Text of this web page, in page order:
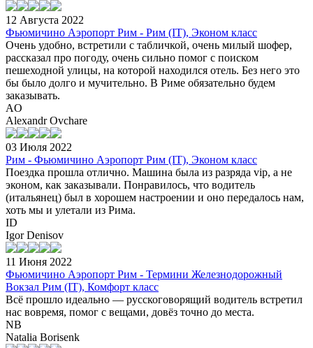
12 Августа 2022
Фьюмичино Аэропорт Рим - Рим (IT), Эконом класс
Очень удобно, встретили с табличкой, очень милый шофер,
рассказал про погоду, очень сильно помог с поиском
пешеходной улицы, на которой находился отель. Без него это
бы было долго и мучительно. В Риме обязательно будем
заказывать.
AO
Alexandr Ovchare
03 Июля 2022
Рим - Фьюмичино Аэропорт Рим (IT), Эконом класс
Поездка прошла отлично. Машина была из разряда vip, а не
эконом, как заказывали. Понравилось, что водитель
(итальянец) был в хорошем настроении и оно передалось нам,
хоть мы и улетали из Рима.
ID
Igor Denisov
11 Июня 2022
Фьюмичино Аэропорт Рим - Термини Железнодорожный
Вокзал Рим (IT), Комфорт класс
Всё прошло идеально — русскоговорящий водитель встретил
нас вовремя, помог с вещами, довёз точно до места.
NB
Natalia Borisenk